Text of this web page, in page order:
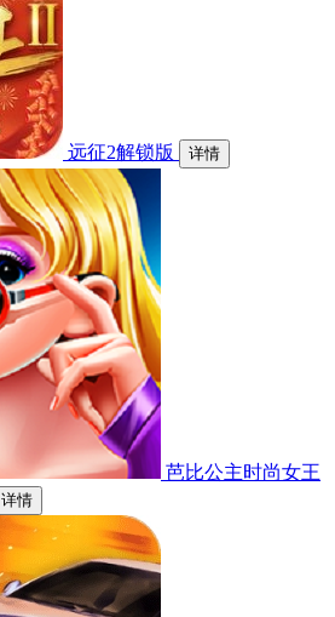
远征2解锁版 详情
芭比公主时尚女王
详情